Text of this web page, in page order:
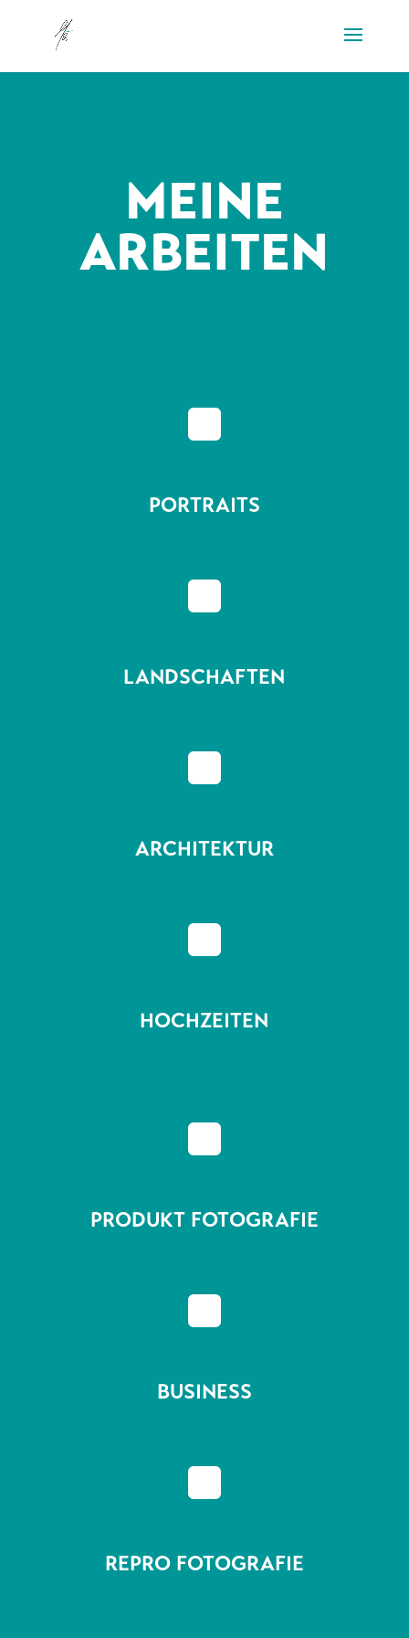
MEINE
ARBEITEN
^
PORTRAITS
^
LANDSCHAFTEN
^
ARCHITEKTUR
^
HOCHZEITEN
^
PRODUKT FOTOGRAFIE
^
BUSINESS
^
REPRO FOTOGRAFIE